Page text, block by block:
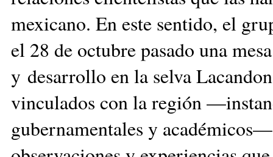
mexicano. En este sentido, el
el 28 de octubre pasado una
y desarrollo en la selva
vinculados con la región
gubernamentales y